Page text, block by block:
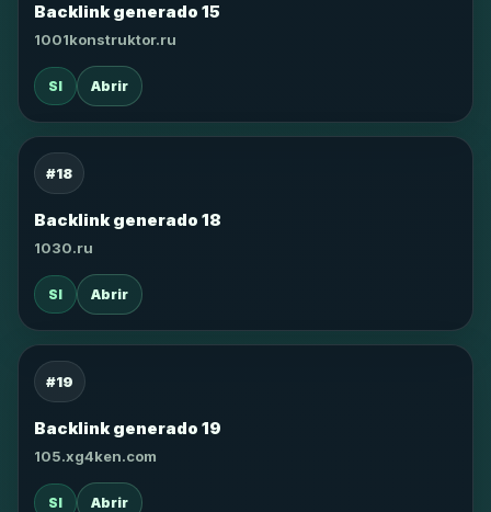
Backlink generado 15
1001konstruktor.ru
SI Abrir
#18
Backlink generado 18
1030.ru
SI Abrir
#19
Backlink generado 19
105.xg4ken.com
SI Abrir